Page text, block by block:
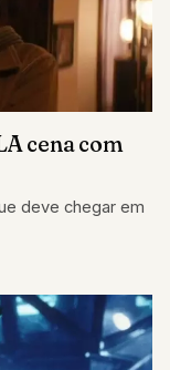
cena com
deve chegar em